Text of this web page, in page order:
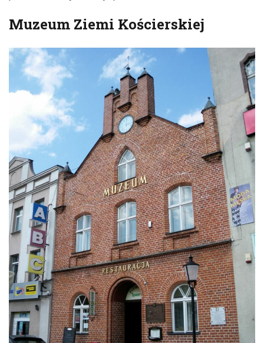
Muzeum Ziemi Kościerskiej